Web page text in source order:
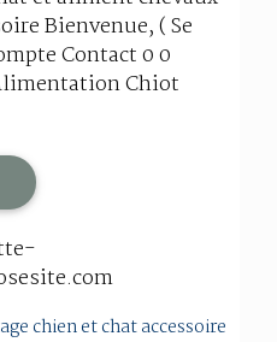
Bienvenue, ( Se
Contact 0 0
Chiot
chien et chat accessoire